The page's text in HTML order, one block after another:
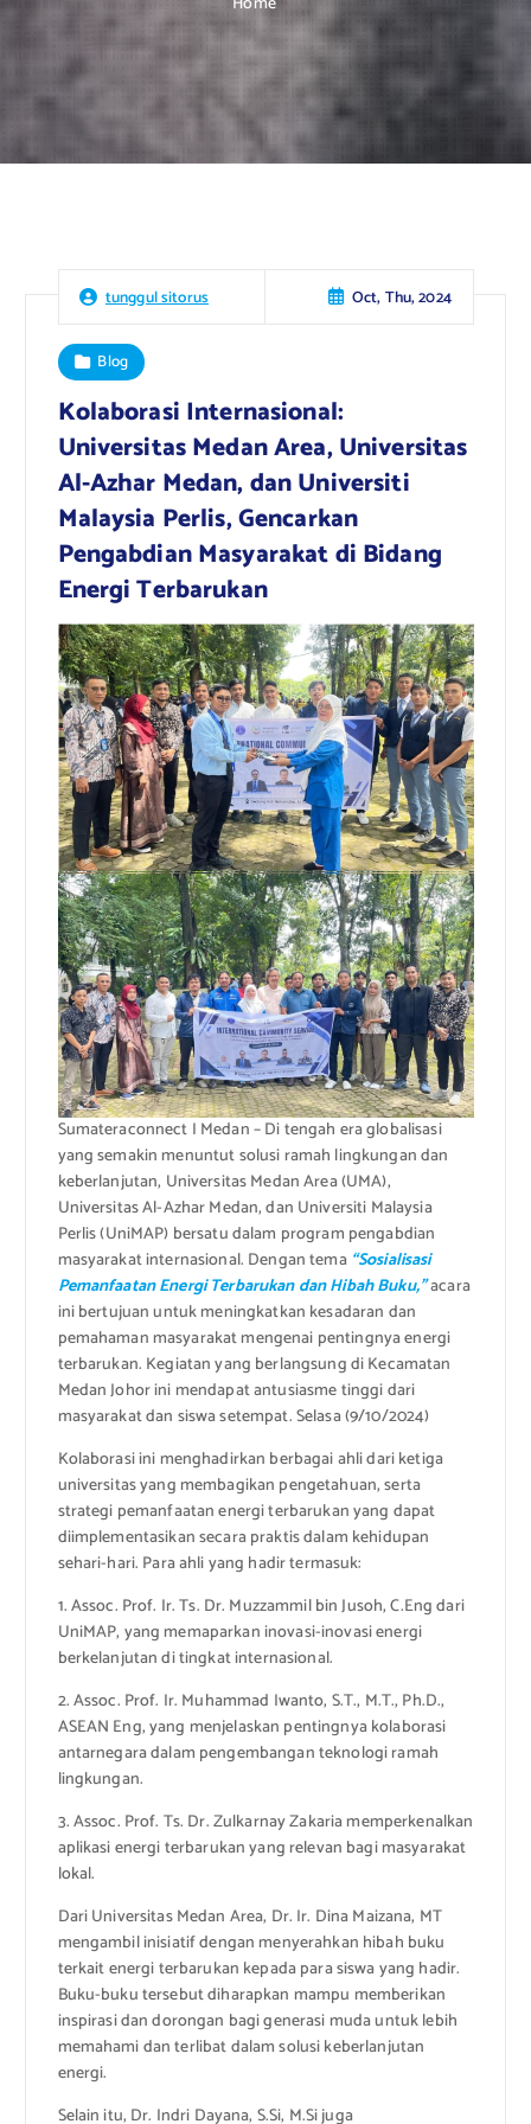
tunggul sitorus Oct, Thu, 2024
Blog
Kolaborasi Internasional:
Universitas Medan Area, Universitas
Al-Azhar Medan, dan Universiti
Malaysia Perlis, Gencarkan
Pengabdian Masyarakat di Bidang
Energi Terbarukan
Sumateraconnect I Medan – Di tengah era globalisasi
yang semakin menuntut solusi ramah lingkungan dan
keberlanjutan, Universitas Medan Area (UMA),
Universitas Al-Azhar Medan, dan Universiti Malaysia
Perlis (UniMAP) bersatu dalam program pengabdian
masyarakat internasional. Dengan tema“Sosialisasi
Pemanfaatan Energi Terbarukan dan Hibah Buku,”acara
ini bertujuan untuk meningkatkan kesadaran dan
pemahaman masyarakat mengenai pentingnya energi
terbarukan. Kegiatan yang berlangsung di Kecamatan
Medan Johor ini mendapat antusiasme tinggi dari
masyarakat dan siswa setempat. Selasa (9/10/2024)
Kolaborasi ini menghadirkan berbagai ahli dari ketiga
universitas yang membagikan pengetahuan, serta
strategi pemanfaatan energi terbarukan yang dapat
diimplementasikan secara praktis dalam kehidupan
sehari-hari. Para ahli yang hadir termasuk:
1. Assoc. Prof. Ir. Ts. Dr. Muzzammil bin Jusoh, C.Eng dari
UniMAP, yang memaparkan inovasi-inovasi energi
berkelanjutan di tingkat internasional.
2. Assoc. Prof. Ir. Muhammad Iwanto, S.T., M.T., Ph.D.,
ASEAN Eng, yang menjelaskan pentingnya kolaborasi
antarnegara dalam pengembangan teknologi ramah
lingkungan.
3. Assoc. Prof. Ts. Dr. Zulkarnay Zakaria memperkenalkan
aplikasi energi terbarukan yang relevan bagi masyarakat
lokal.
Dari Universitas Medan Area, Dr. Ir. Dina Maizana, MT
mengambil inisiatif dengan menyerahkan hibah buku
terkait energi terbarukan kepada para siswa yang hadir.
Buku-buku tersebut diharapkan mampu memberikan
inspirasi dan dorongan bagi generasi muda untuk lebih
memahami dan terlibat dalam solusi keberlanjutan
energi.
Selain itu, Dr. Indri Dayana, S.Si, M.Si juga